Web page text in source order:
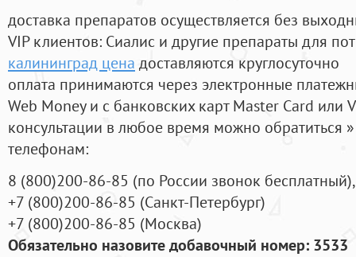
доставка препаратов осуществляется без
VIP клиентов: Сиалис и другие препараты для
калининград цена доставляются круглосуточно
оплата принимаются через электронные
Web Money и с банковских карт Master Card или
консультации в любое время можно обратиться
телефонам:
8 (800)200-86-85 (по России звонок бесплатный),
+7 (800)200-86-85 (Санкт-Петербург)
+7 (800)200-86-85 (Москва)
Обязательно назовите добавочный номер: 3533